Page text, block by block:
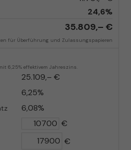
24,6%
35.809,– €
für Überführung und Zulassungspapieren
6,25% effektivem Jahreszins.
25.109,– €
6,25%
6,08%
€
€